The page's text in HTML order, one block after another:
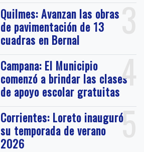
3
Quilmes: Avanzan las obras
de pavimentación de 13
cuadras en Bernal
4
Campana: El Municipio
comenzó a brindar las clases
de apoyo escolar gratuitas
5
Corrientes: Loreto inauguró
su temporada de verano
2026